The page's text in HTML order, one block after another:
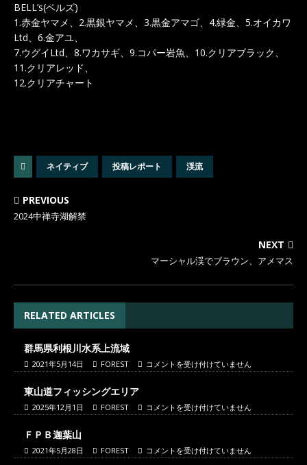
BELL’s(ベルズ)
1.赤金ヤマメ、2.黒銀ヤマメ、3.黒金アマゴ、4.緑金、5.オイカワ
Ltd、6.金アユ、
7.ウグイLtd、8.ワカサギ、9.コパー岩魚、10.クリアブラック、
11.クリアレッド、
12.クリアチャート
ネイティブ 投稿レポート 渓流
PREVIOUS
2024中禅寺湖解禁
NEXT
マーシャル渓でブラウン、アメマス
RELATED ARTICLES
群馬県利根川水系上流域
2021年5月14日 FOREST コメントを受け付けていません
東山道フィッシングエリア
2025年12月1日 FOREST コメントを受け付けていません
ＦＰＢ迦葉山
2021年5月28日 FOREST コメントを受け付けていません